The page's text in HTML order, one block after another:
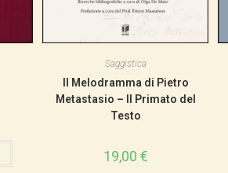
Saggistica
Il Melodramma di Pietro
Metastasio – Il Primato del
Testo
19,00 €